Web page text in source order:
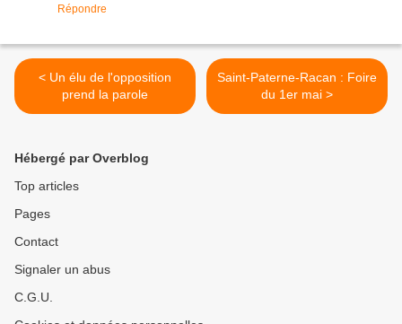
Répondre
< Un élu de l'opposition
prend la parole
Saint-Paterne-Racan : Foire
du 1er mai >
Hébergé par Overblog
Top articles
Pages
Contact
Signaler un abus
C.G.U.